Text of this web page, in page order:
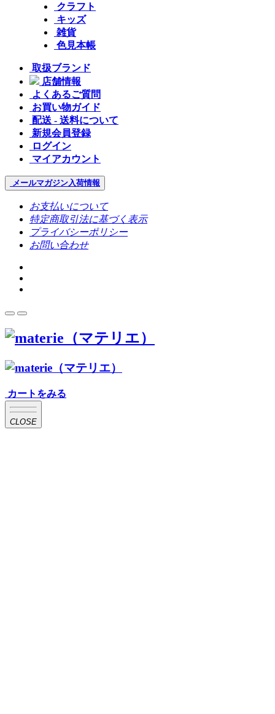
クラフト
キッズ
雑貨
色見本帳
取扱ブランド
店舗情報
よくあるご質問
お買い物ガイド
配送 - 送料について
新規会員登録
ログイン
マイアカウント
メールマガジン入荷情報
お支払いについて
特定商取引法に基づく表示
プライバシーポリシー
お問い合わせ
カートをみる
CLOSE